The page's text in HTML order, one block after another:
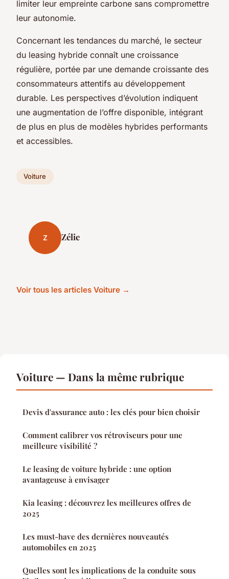
limiter leur empreinte carbone sans compromettre
leur autonomie.
Concernant les tendances du marché, le secteur
du leasing hybride connaît une croissance
régulière, portée par une demande croissante des
consommateurs attentifs au développement
durable. Les perspectives d’évolution indiquent
une augmentation de l’offre disponible, intégrant
de plus en plus de modèles hybrides performants
et accessibles.
Voiture
Z Zélie
Voir tous les articles Voiture →
Voiture — Dans la même rubrique
Devis d'assurance auto : les clés pour bien choisir
Comment calibrer vos rétroviseurs pour une
meilleure visibilité ?
Le leasing de voiture hybride : une option
avantageuse à envisager
Kia leasing : découvrez les meilleures offres de
2025
Les must-have des dernières nouveautés
automobiles en 2025
Quelles sont les implications de la conduite sous